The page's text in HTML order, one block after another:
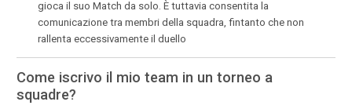
gioca il suo Match da solo. È tuttavia consentita la
comunicazione tra membri della squadra, fintanto che non
rallenta eccessivamente il duello
Come iscrivo il mio team in un torneo a
squadre?